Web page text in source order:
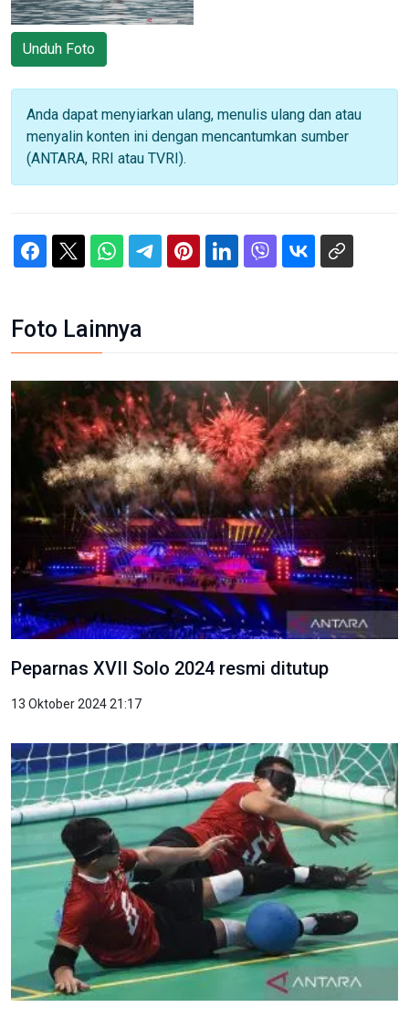
Unduh Foto
Anda dapat menyiarkan ulang, menulis ulang dan atau
menyalin konten ini dengan mencantumkan sumber
(ANTARA, RRI atau TVRI).
Foto Lainnya
Peparnas XVII Solo 2024 resmi ditutup
13 Oktober 2024 21:17